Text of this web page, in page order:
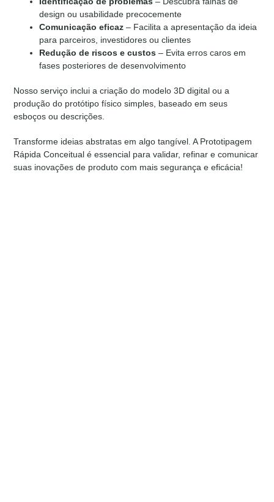
design ou usabilidade precocemente
Comunicação eficaz – Facilita a apresentação da ideia
para parceiros, investidores ou clientes
Redução de riscos e custos – Evita erros caros em
fases posteriores de desenvolvimento
Nosso serviço inclui a criação do modelo 3D digital ou a
produção do protótipo físico simples, baseado em seus
esboços ou descrições.
Transforme ideias abstratas em algo tangível. A Prototipagem
Rápida Conceitual é essencial para validar, refinar e comunicar
suas inovações de produto com mais segurança e eficácia!